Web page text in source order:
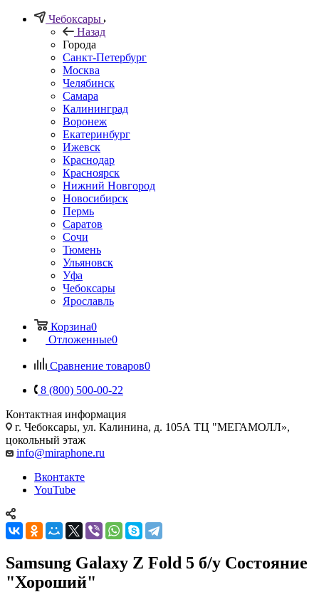
Чебоксары
Назад
Города
Санкт-Петербург
Москва
Челябинск
Самара
Калининград
Воронеж
Екатеринбург
Ижевск
Краснодар
Красноярск
Нижний Новгород
Новосибирск
Пермь
Саратов
Сочи
Тюмень
Ульяновск
Уфа
Чебоксары
Ярославль
Корзина0
Отложенные0
Сравнение товаров0
8 (800) 500-00-22
Контактная информация
г. Чебоксары, ул. Калинина, д. 105А ТЦ "МЕГАМОЛЛ»,
цокольный этаж
info@miraphone.ru
Вконтакте
YouTube
Samsung Galaxy Z Fold 5 б/у Cостояние
"Хороший"